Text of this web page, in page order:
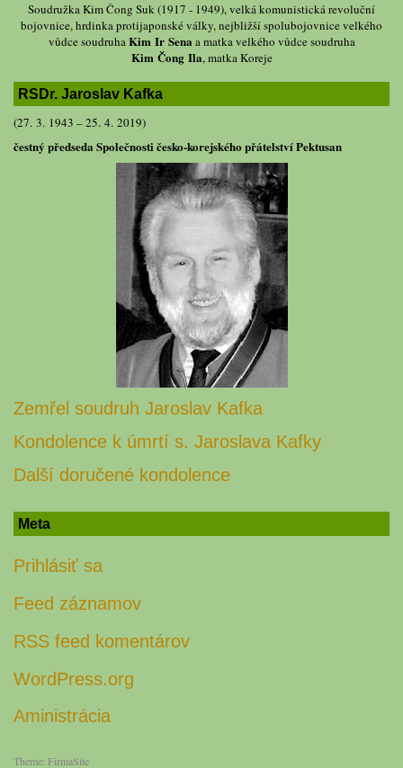
Soudružka Kim Čong Suk (1917 - 1949), velká komunistická revoluční
bojovnice, hrdinka protijaponské války, nejbližší spolubojovnice velkého
vůdce soudruhaKim Ir Sena a matka velkého vůdce soudruha
Kim Čong Ila, matka Koreje
RSDr. Jaroslav Kafka
(27. 3. 1943 – 25. 4. 2019)
čestný předseda Společnosti česko-korejského přátelství Pektusan
Zemřel soudruh Jaroslav Kafka
Kondolence k úmrtí s. Jaroslava Kafky
Další doručené kondolence
Meta
Prihlásiť sa
Feed záznamov
RSS feed komentárov
WordPress.org
Aministrácia
Theme: FirmaSite